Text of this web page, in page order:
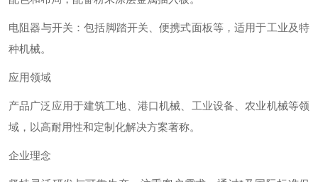
‌电阻器与开关‌：包括脚踏开关、便携式面板等，适用于工业及特
种机械。 ‌
应用领域
产品广泛应用于建筑工地、港口机械、工业设备、农业机械等领
域，以高耐用性和定制化解决方案著称。 ‌
企业理念